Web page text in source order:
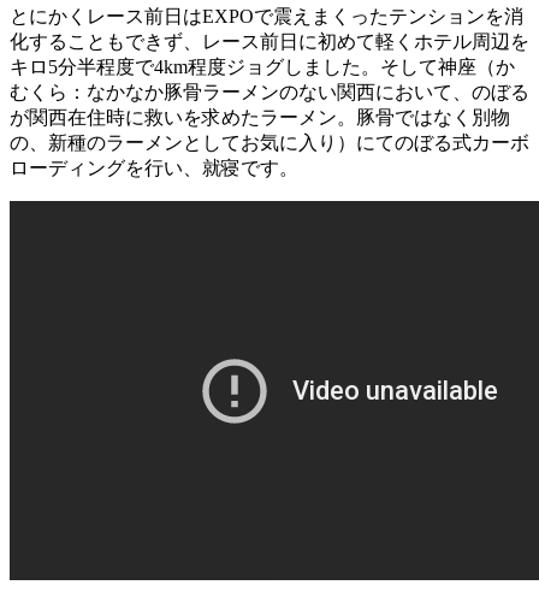
とにかくレース前日はEXPOで震えまくったテンションを消
化することもできず、レース前日に初めて軽くホテル周辺を
キロ5分半程度で4km程度ジョグしました。そして神座（か
むくら：なかなか豚骨ラーメンのない関西において、のぼる
が関西在住時に救いを求めたラーメン。豚骨ではなく別物
の、新種のラーメンとしてお気に入り）にてのぼる式カーボ
ローディングを行い、就寝です。